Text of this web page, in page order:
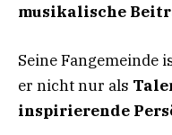
musikalische
Seine Fangemeinde
er nicht nur als
inspirierende